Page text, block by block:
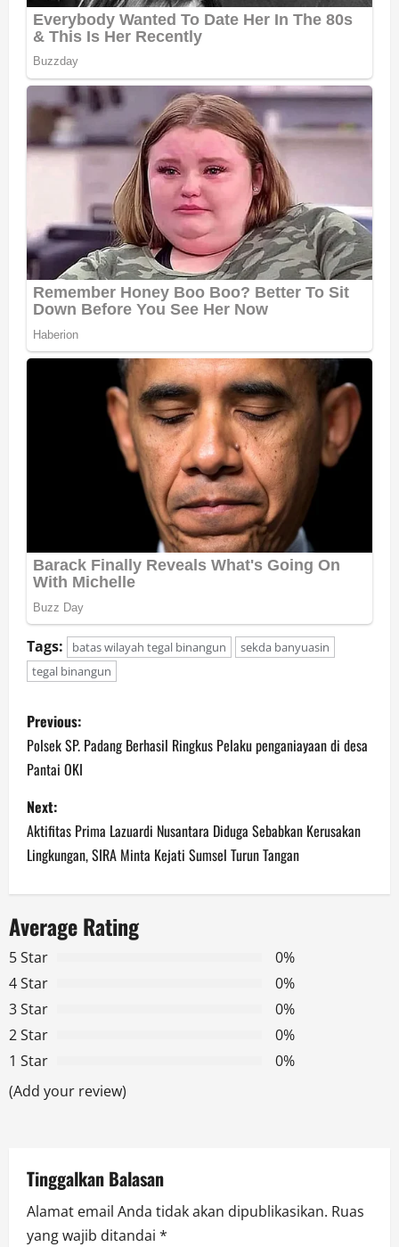
Tags: batas wilayah tegal binangun
sekda banyuasin
tegal binangun
P
o
s
t
n
a
v
i
g
a
t
o
n
Previous:
Polsek SP. Padang Berhasil Ringkus Pelaku penganiayaan di desa
Pantai OKI
Next:
Aktifitas Prima Lazuardi Nusantara Diduga Sebabkan Kerusakan
Lingkungan, SIRA Minta Kejati Sumsel Turun Tangan
Average Rating
5 Star
0%
4 Star
0%
3 Star
0%
2 Star
0%
1 Star
0%
(Add your review)
Tinggalkan Balasan
Alamat email Anda tidak akan dipublikasikan. Ruas
yang wajib ditandai *